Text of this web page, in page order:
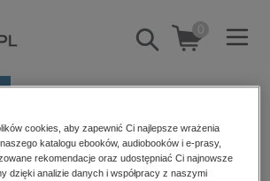
Pokaż/schowaj
wyszukiwarkę
0
E-prasa
Abramova
cookies, aby zapewnić Ci najlepsze wrażenia
katalogu ebooków, audiobooków i e-prasy,
rekomendacje oraz udostępniać Ci najnowsze
dzięki analizie danych i współpracy z naszymi